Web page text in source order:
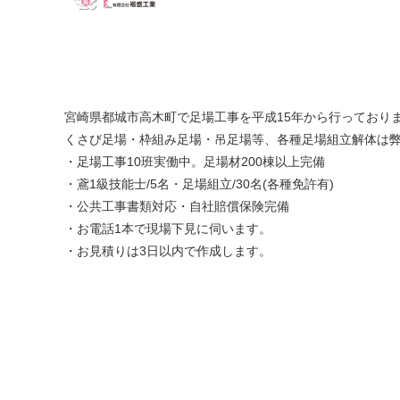
宮崎県都城市高木町で足場工事を平成15年から行っておりま
くさび足場・枠組み足場・吊足場等、各種足場組立解体は
・足場工事10班実働中。足場材200棟以上完備
・鳶1級技能士/5名・足場組立/30名(各種免許有)
・公共工事書類対応・自社賠償保険完備
・お電話1本で現場下見に伺います。
・お見積りは3日以内で作成します。